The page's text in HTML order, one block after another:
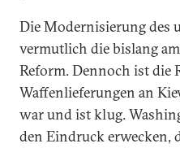
Die Modernisierung des
vermutlich die bislang
Reform. Dennoch ist die
Waffenlieferungen an
war und ist klug.
den Eindruck erwecken,